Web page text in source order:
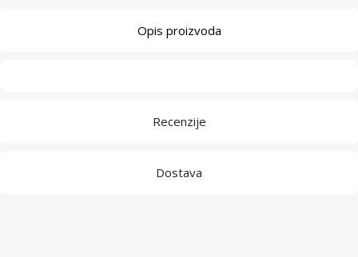
Opis proizvoda
Recenzije
Dostava